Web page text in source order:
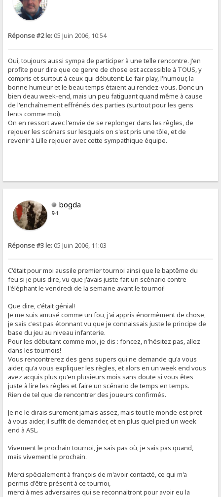
Réponse #2 le: 05 Juin 2006, 10:54
Oui, toujours aussi sympa de participer à une telle rencontre. J'en
profite pour dire que ce genre de chose est accessible à TOUS, y
compris et surtout à ceux qui débutent: Le fair play, l'humour, la
bonne humeur et le beau temps étaient au rendez-vous. Donc un
bien deau week-end, mais un peu fatiguant quand même à cause
de l'enchaînement effrénés des parties (surtout pour les gens
lents comme moi).
On en ressort avec l'envie de se replonger dans les rêgles, de
rejouer les scénars sur lesquels on s'est pris une tôle, et de
revenir à Lille rejouer avec cette sympathique équipe.
bogda
9-1
Réponse #3 le: 05 Juin 2006, 11:03
C'était pour moi aussile premier tournoi ainsi que le baptême du
feu si je puis dire, vu que j'avais juste fait un scénario contre
l'éléphant le vendredi de la semaine avant le tournoi!
Que dire, c'était génial!
Je me suis amusé comme un fou, j'ai appris énormèment de chose,
je sais c'est pas étonnant vu que je connaissais juste le principe de
base du jeu au niveau infanterie.
Pour les débutant comme moi, je dis : foncez, n'hésitez pas, allez
dans les tournois!
Vous rencontrerez des gens supers qui ne demande qu'a vous
aider, qu'a vous expliquer les règles, et alors en un week end vous
avez acquis plus qu'en plusieurs mois sans doute si vous êtes
juste à lire les règles et faire un scénario de temps en temps.
Rien de tel que de rencontrer des joueurs confirmés.
Je ne le dirais surement jamais assez, mais tout le monde est pret
à vous aider, il suffit de demander, et en plus quel pied un week
end à ASL.
Vivement le prochain tournoi, je sais pas où, je sais pas quand,
mais vivement le prochain.
Merci spècialement à françois de m'avoir contacté, ce qui m'a
permis d'être prèsent à ce tournoi,
merci à mes adversaires qui se reconnaitront pour avoir eu la